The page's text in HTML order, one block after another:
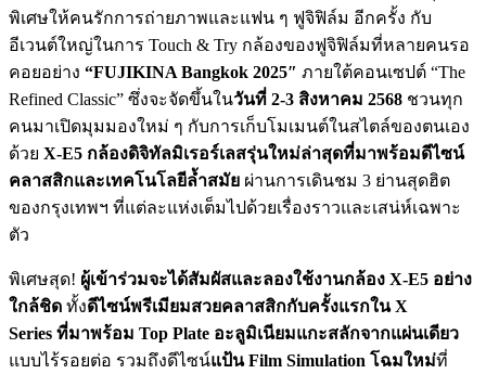
พิเศษให้คนรักการถ่ายภาพและแฟน ๆ ฟูจิฟิล์ม อีกครั้ง กับ
อีเวนต์ใหญ่ในการ Touch & Try กล้องของฟูจิฟิล์มที่หลายคนรอ
คอยอย่าง “FUJIKINA Bangkok 2025″ ภายใต้คอนเซปต์ “The
Refined Classic” ซึ่งจะจัดขึ้นในวันที่ 2-3 สิงหาคม 2568 ชวนทุก
คนมาเปิดมุมมองใหม่ ๆ กับการเก็บโมเมนต์ในสไตล์ของตนเอง
ด้วย X-E5 กล้องดิจิทัลมิเรอร์เลสรุ่นใหม่ล่าสุดที่มาพร้อมดีไซน์
คลาสสิกและเทคโนโลยีล้ำสมัย ผ่านการเดินชม 3 ย่านสุดฮิต
ของกรุงเทพฯ ที่แต่ละแห่งเต็มไปด้วยเรื่องราวและเสน่ห์เฉพาะ
ตัว
พิเศษสุด! ผู้เข้าร่วมจะได้สัมผัสและลองใช้งานกล้อง X-E5 อย่าง
ใกล้ชิด ทั้งดีไซน์พรีเมียมสวยคลาสสิกกับครั้งแรกในX
Series ที่มาพร้อม Top Plate อะลูมิเนียมแกะสลักจากแผ่นเดียว
แบบไร้รอยต่อ รวมถึงดีไซน์แป้นFilm Simulation โฉมใหม่ที่